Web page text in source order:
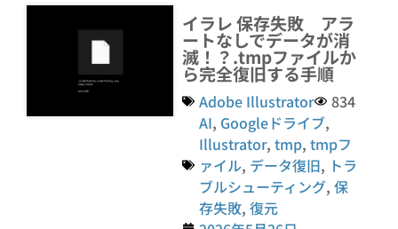
イラレ 保存失敗 アラ
ートなしでデータが消
滅！？.tmpファイルか
ら完全復旧する手順
Adobe Illustrator
834
AI, Googleドライブ,
Illustrator,tmp,tmpフ
ァイル, データ復旧, トラ
ブルシューティング,保
存失敗,復元